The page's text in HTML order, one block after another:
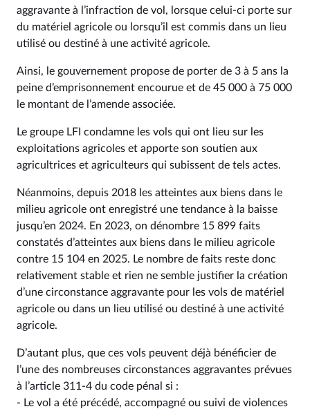
aggravante à l’infraction de vol, lorsque celui-ci porte sur
du matériel agricole ou lorsqu’il est commis dans un lieu
utilisé ou destiné à une activité agricole.
Ainsi, le gouvernement propose de porter de 3 à 5 ans la
peine d’emprisonnement encourue et de 45 000 à 75 000
le montant de l’amende associée.
Le groupe LFI condamne les vols qui ont lieu sur les
exploitations agricoles et apporte son soutien aux
agricultrices et agriculteurs qui subissent de tels actes.
Néanmoins, depuis 2018 les atteintes aux biens dans le
milieu agricole ont enregistré une tendance à la baisse
jusqu’en 2024. En 2023, on dénombre 15 899 faits
constatés d’atteintes aux biens dans le milieu agricole
contre 15 104 en 2025. Le nombre de faits reste donc
relativement stable et rien ne semble justifier la création
d’une circonstance aggravante pour les vols de matériel
agricole ou dans un lieu utilisé ou destiné à une activité
agricole.
D’autant plus, que ces vols peuvent déjà bénéficier de
l’une des nombreuses circonstances aggravantes prévues
à l’article 311-4 du code pénal si :
- Le vol a été précédé, accompagné ou suivi de violences